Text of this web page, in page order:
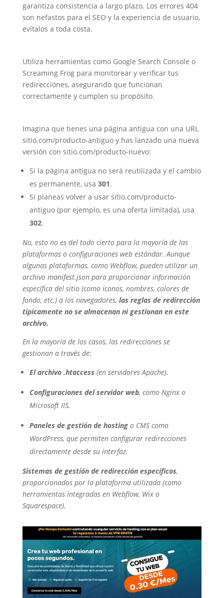
garantiza consistencia a largo plazo. Los errores 404
son nefastos para el SEO y la experiencia de usuario,
evítalos a toda costa.
Utiliza herramientas como Google Search Console o
Screaming Frog para monitorear y verificar tus
redirecciones, asegurando que funcionan
correctamente y cumplen su propósito.
Imagina que tienes una página antigua con una URL
sitio.com/producto-antiguoy has lanzado una nueva
versión con sitio.com/producto-nuevo:
Si la página antigua no será reutilizada y el cambio
es permanente, usa 301.
Si planeas volver a usar sitio.com/producto-
antiguo(por ejemplo, es una oferta limitada), usa
302.
No, esto no es del todo cierto para la mayoría de las
plataformas o configuraciones web estándar. Aunque
algunas plataformas, como Webflow, pueden utilizar un
archivo manifest.json para proporcionar información
específica del sitio (como iconos, nombres, colores de
fondo, etc.) a los navegadores, las reglas de redirección
típicamente no se almacenan ni gestionan en este
archivo.
En la mayoría de los casos, las redirecciones se
gestionan a través de:
El archivo .htaccess (en servidores Apache).
Configuraciones del servidor web, como Nginx o
Microsoft IIS.
Paneles de gestión de hostingo CMS como
WordPress, que permiten configurar redirecciones
directamente desde su interfaz.
Sistemas de gestión de redirección específicos,
proporcionados por la plataforma utilizada (como
herramientas integradas en Webflow, Wix o
Squarespace).